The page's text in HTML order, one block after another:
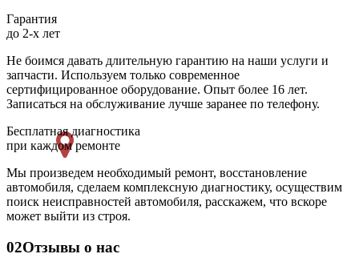
Гарантия
до 2-х лет
Не боимся давать длительную гарантию на наши услуги и
запчасти. Используем только современное
сертифицированное оборудование. Опыт более 16 лет.
Записаться на обслуживание лучше заранее по телефону.
Бесплатная диагностика
при каждом ремонте
Мы произведем необходимый ремонт, восстановление
автомобиля, сделаем комплексную диагностику, осуществим
поиск неисправностей автомобиля, расскажем, что вскоре
может выйти из строя.
02Отзывы о нас